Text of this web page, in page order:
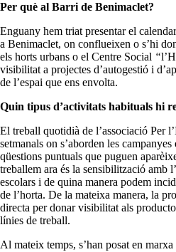
Per què al Barri de Benimaclet?
Enguany hem triat presentar el
a Benimaclet, on conflueixen o s’hi
els horts urbans o el Centre Social “
visibilitat a projectes d’autogestió i
de l’espai que ens envolta.
Quin tipus d’activitats habituals hi
El treball quotidià de l’associació Per
setmanals on s’aborden les
qüestions puntuals que puguen
treballem ara és la sensibilització amb
escolars i de quina manera podem
de l’horta. De la mateixa manera, la
directa per donar visibilitat als
línies de treball.
Al mateix temps, s’han posat en